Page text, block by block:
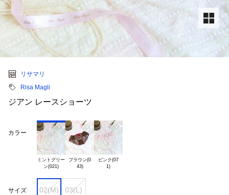
リサマリ
Risa Magli
ジアン レースショーツ
カラー
ミントグリー
ブラウン(0
43)
ピンク(07
サイズ 02(M) 03(L)